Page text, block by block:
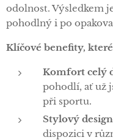
odolnost. Výsledkem
pohodlný i po
Klíčové benefity,
Komfort celý
pohodlí, ať už
při sportu.
Stylový
dispozici v